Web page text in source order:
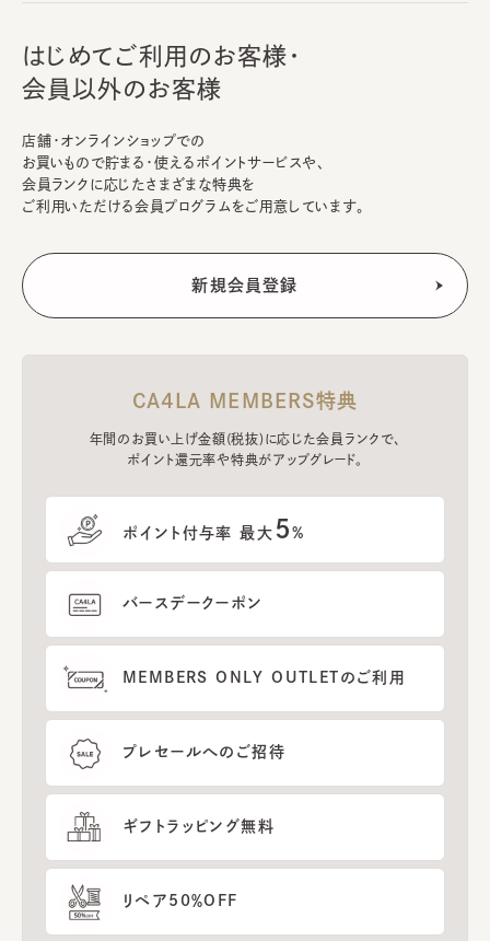
はじめてご利用のお客様・
会員以外のお客様
店舗・オンラインショップでの
お買いもので貯まる・使えるポイントサービスや、
会員ランクに応じたさまざまな特典を
ご利用いただける会員プログラムをご用意しています。
CA4LA MEMBERS特典
年間のお買い上げ金額(税抜)に応じた会員ランクで、
ポイント還元率や特典がアップグレード。
ポイント付与率 最大 5%
バースデークーポン
MEMBERS ONLY OUTLETのご利用
プレセールへのご招待
ギフトラッピング無料
リペア50％OFF